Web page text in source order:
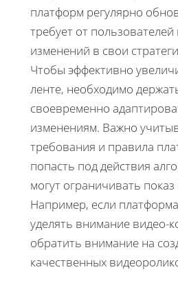
платформ регулярно
требует от
изменений в свои
Чтобы эффективно
ленте, необходимо
своевременно
изменениям. Важно
требования и правила
попасть под действия
могут ограничивать
Например, если
уделять внимание видео-
обратить внимание на
качественных